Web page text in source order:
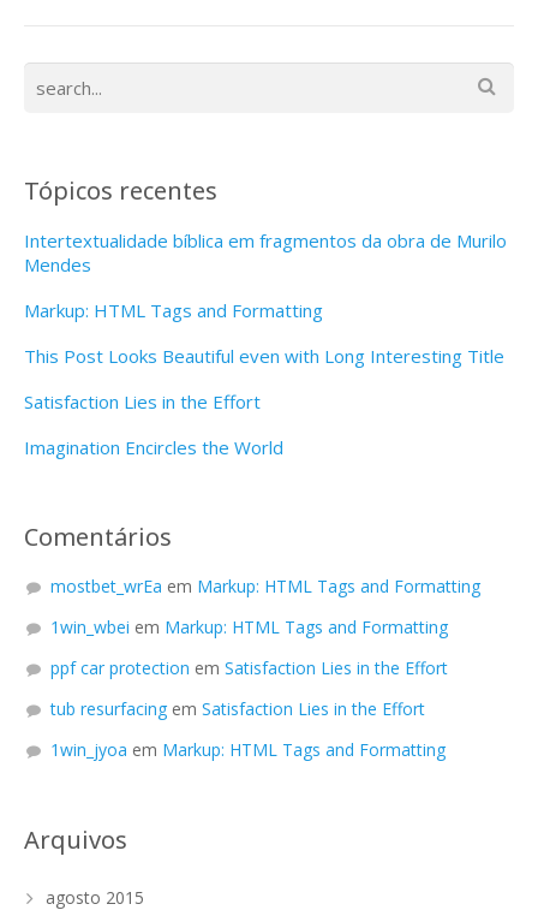
Tópicos recentes
Intertextualidade bíblica em fragmentos da obra de Murilo
Mendes
Markup: HTML Tags and Formatting
This Post Looks Beautiful even with Long Interesting Title
Satisfaction Lies in the Effort
Imagination Encircles the World
Comentários
mostbet_wrEa em Markup: HTML Tags and Formatting
1win_wbei em Markup: HTML Tags and Formatting
ppf car protection em Satisfaction Lies in the Effort
tub resurfacing em Satisfaction Lies in the Effort
1win_jyoa em Markup: HTML Tags and Formatting
Arquivos
agosto 2015